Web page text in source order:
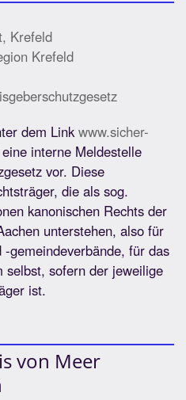
Krefeld
Krefeld
dem Linkwww.sicher-
eine interne Meldestelle
vor. Diese
die als sog.
kanonischen Rechts der
unterstehen, also für
gemeindeverbände, für das
selbst, sofern der jeweilige
ist.
von Meer